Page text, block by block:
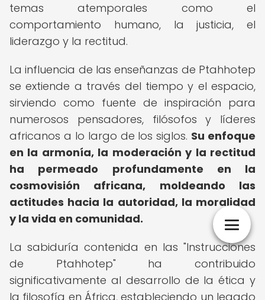
temas atemporales como el
comportamiento humano, la justicia, el
liderazgo y la rectitud.
La influencia de las enseñanzas de Ptahhotep
se extiende a través del tiempo y el espacio,
sirviendo como fuente de inspiración para
numerosos pensadores, filósofos y líderes
africanos a lo largo de los siglos. Su enfoque
en la armonía, la moderación y la rectitud
ha permeado profundamente en la
cosmovisión africana, moldeando las
actitudes hacia la autoridad, la moralidad
y la vida en comunidad.
La sabiduría contenida en las "Instrucciones
de Ptahhotep" ha contribuido
significativamente al desarrollo de la ética y
la filosofía en África, estableciendo un legado